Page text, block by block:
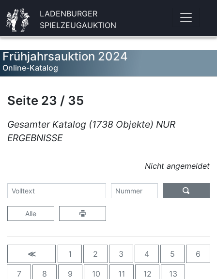
LADENBURGER
SPIELZEUGAUKTION
Frühjahrsauktion 2024
Online-Katalog
Seite 23 / 35
Gesamter Katalog (1738 Objekte) NUR
ERGEBNISSE
Nicht angemeldet
Alle
≪ 1 2 3 4 5 6
7 8 9 10 11 12 13